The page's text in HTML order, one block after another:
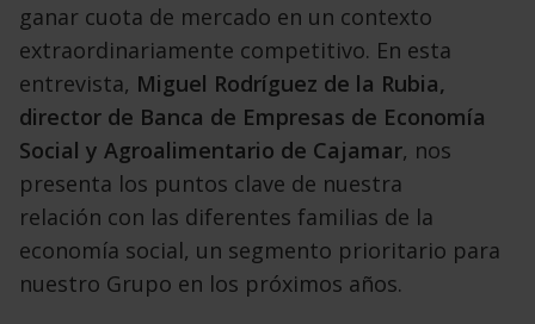
ganar cuota de mercado en un contexto
extraordinariamente competitivo. En esta
entrevista, Miguel Rodríguez de la Rubia,
director de Banca de Empresas de Economía
Social y Agroalimentario de Cajamar, nos
presenta los puntos clave de nuestra
relación con las diferentes familias de la
economía social, un segmento prioritario para
nuestro Grupo en los próximos años.